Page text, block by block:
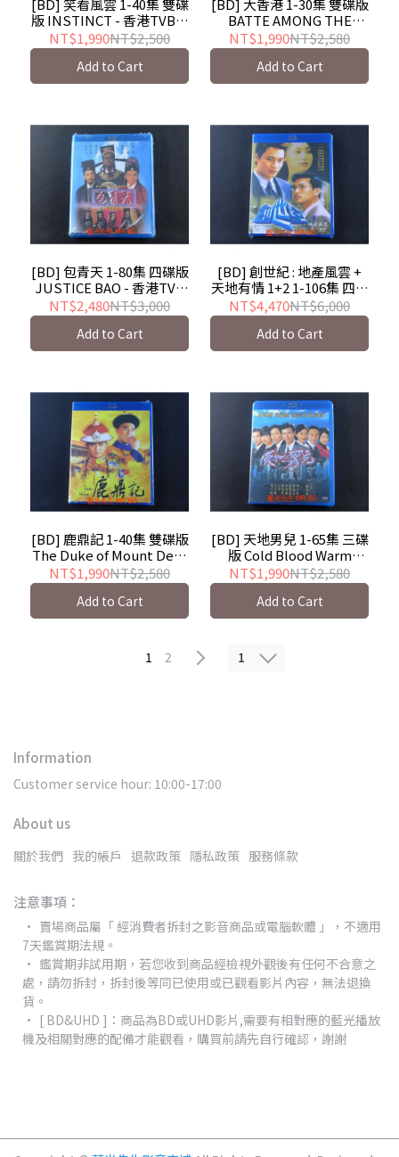
[BD] 笑看風雲 1-40集 雙碟
版 INSTINCT - 香港TVB影
集
NT$1,990NT$2,500
Add to Cart
[BD] 大香港 1-30集 雙碟版
BATTE AMONG THE
CLANS - 香港TVB影集
NT$1,990NT$2,580
Add to Cart
[BD] 包青天 1-80集 四碟版
JUSTICE BAO - 香港TVB
影集
NT$2,480NT$3,000
Add to Cart
[BD] 創世紀 : 地產風雲 +
天地有情 1+2 1-106集 四碟
版 AT THE THRESHOLD
OF AN ERA - 香港TVB影集
NT$4,470NT$6,000
Add to Cart
[BD] 鹿鼎記 1-40集 雙碟版
The Duke of Mount Deer
- 香港TVB影集
NT$1,990NT$2,580
Add to Cart
[BD] 天地男兒 1-65集 三碟
版 Cold Blood Warm
Heart - 香港TVB影集
NT$1,990NT$2,580
Add to Cart
1 2 1
Information
Customer service hour: 10:00-17:00
About us
關於我們 我的帳戶 退款政策 隱私政策 服務條款
注意事項：
賣場商品屬「 經消費者拆封之影音商品或電腦軟體 」，不適用
7天鑑賞期法規。
鑑賞期非試用期，若您收到商品經檢視外觀後有任何不合意之
處，請勿拆封，拆封後等同已使用或已觀看影片內容，無法退換
貨。
[ BD&UHD ]：商品為BD或UHD影片,需要有相對應的藍光播放
機及相關對應的配備才能觀看，購買前請先自行確認，謝謝